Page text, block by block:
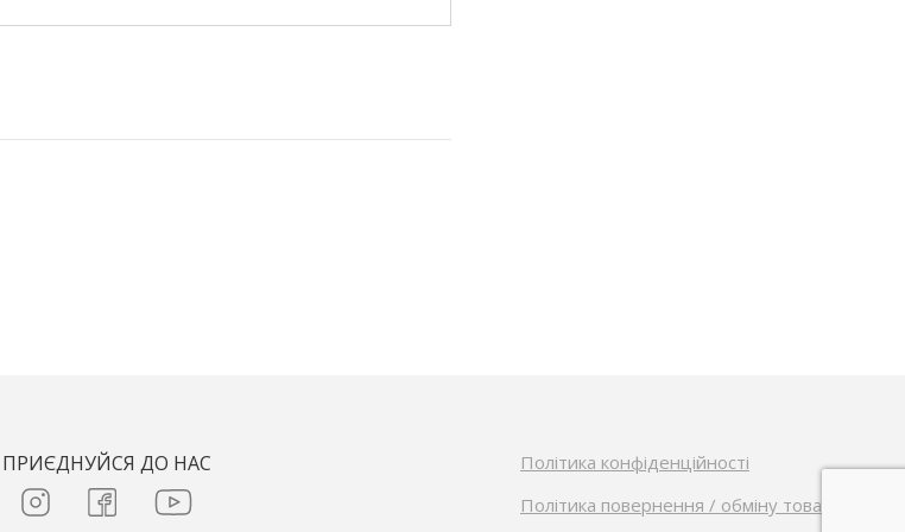
ПРИЄДНУЙСЯ ДО НАС
Політика конфіденційності
Політика повернення / обміну товарів